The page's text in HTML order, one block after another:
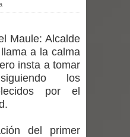
expertos piden
Celebraron
de Salud de
jornada de
Maule: Alcalde
a la calma
insta a tomar
los
por el
del primer